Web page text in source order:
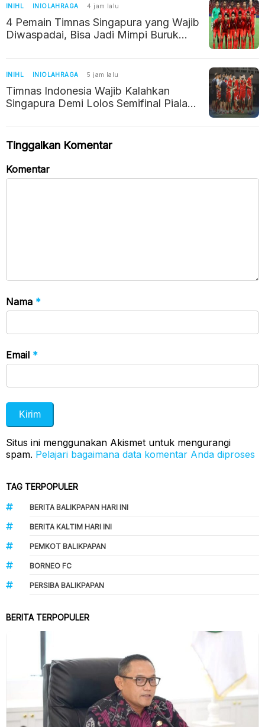
INIHL INIOLAHRAGA 4 jam lalu
4 Pemain Timnas Singapura yang Wajib
Diwaspadai, Bisa Jadi Mimpi Buruk
INIHL INIOLAHRAGA 5 jam lalu
Timnas Indonesia Wajib Kalahkan
Singapura Demi Lolos Semifinal Piala
Tinggalkan Komentar
Komentar
Nama *
Email *
Situs ini menggunakan Akismet untuk mengurangi
spam. Pelajari bagaimana data komentar Anda diproses
TAG TERPOPULER
BERITA BALIKPAPAN HARI INI
BERITA KALTIM HARI INI
PEMKOT BALIKPAPAN
BORNEO FC
PERSIBA BALIKPAPAN
BERITA TERPOPULER